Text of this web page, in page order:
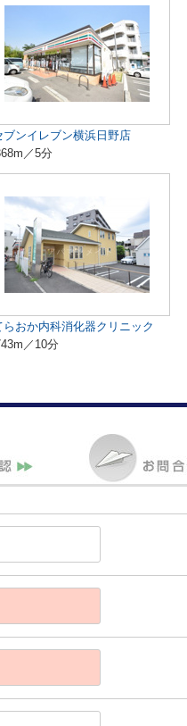
ブンイレブン横浜日野店
／5分
らおか内科消化器クリニック
／10分